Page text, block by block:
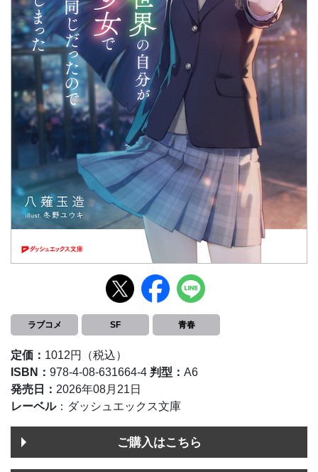
ラブコメ SF 青春
定価： 1012円（税込）
ISBN： 978-4-08-631664-4 判型： A6
発売日： 2026年08月21日
レーベル：ダッシュエックス文庫
ご購入はこちら